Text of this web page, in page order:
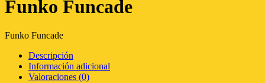
Funko Funcade
Funko Funcade
Descripción
Información adicional
Valoraciones (0)